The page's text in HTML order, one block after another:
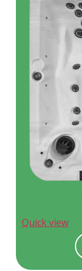
Quick view